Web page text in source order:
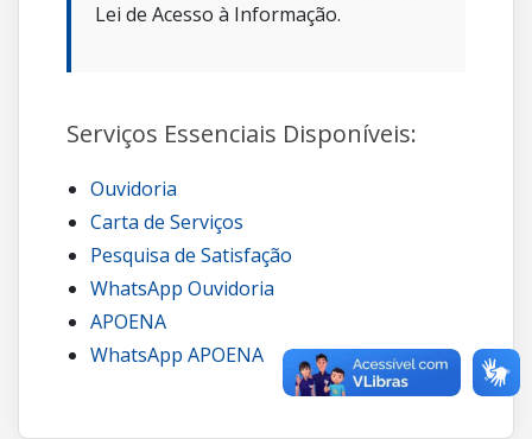
Lei de Acesso à Informação.
Serviços Essenciais Disponíveis:
Ouvidoria
Carta de Serviços
Pesquisa de Satisfação
WhatsApp Ouvidoria
APOENA
WhatsApp APOENA